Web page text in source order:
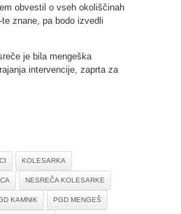
obvestil o vseh okoliščinah
znane, pa bodo izvedli
je bila mengeška
intervencije, zaprta za
KOLESARKA
NESREČA KOLESARKE
KAMNIK PGD MENGEŠ